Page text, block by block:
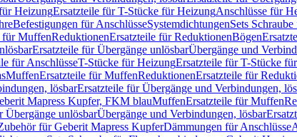
HeizungErsatzteile für T-Stücke für HeizungAnschlüsse für
Befestigungen für AnschlüsseSystemdichtungenSets
für MuffenReduktionenErsatzteile für ReduktionenBögen
Ersatzteile für Übergänge unlösbarÜbergänge und
für AnschlüsseT-Stücke für HeizungErsatzteile für T-Stücke
MuffenErsatzteile für MuffenReduktionenErsatzteile für
lösbarErsatzteile für Übergänge und Verbindungen,
Mapress Kupfer, FKM blauMuffenErsatzteile für Muffen
Übergänge unlösbarÜbergänge und Verbindungen, lösbar
für Geberit Mapress KupferDämmungen für Anschlüsse